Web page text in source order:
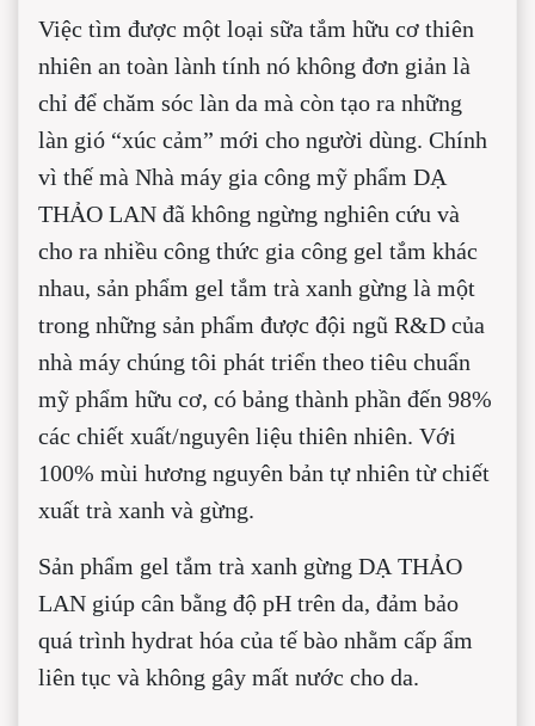
Việc tìm được một loại sữa tắm hữu cơ thiên
nhiên an toàn lành tính nó không đơn giản là
chỉ để chăm sóc làn da mà còn tạo ra những
làn gió “xúc cảm” mới cho người dùng. Chính
vì thế mà Nhà máy gia công mỹ phẩm DẠ
THẢO LAN đã không ngừng nghiên cứu và
cho ra nhiều công thức gia công gel tắm khác
nhau, sản phẩm gel tắm trà xanh gừng là một
trong những sản phẩm được đội ngũ R&D của
nhà máy chúng tôi phát triển theo tiêu chuẩn
mỹ phẩm hữu cơ, có bảng thành phần đến 98%
các chiết xuất/nguyên liệu thiên nhiên. Với
100% mùi hương nguyên bản tự nhiên từ chiết
xuất trà xanh và gừng.
Sản phẩm gel tắm trà xanh gừng DẠ THẢO
LAN giúp cân bằng độ pH trên da, đảm bảo
quá trình hydrat hóa của tế bào nhằm cấp ẩm
liên tục và không gây mất nước cho da.